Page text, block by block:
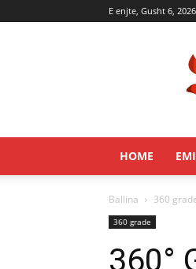
E enjte, Gusht 6, 2026
HOME
Ballina 360
360 grade
360°